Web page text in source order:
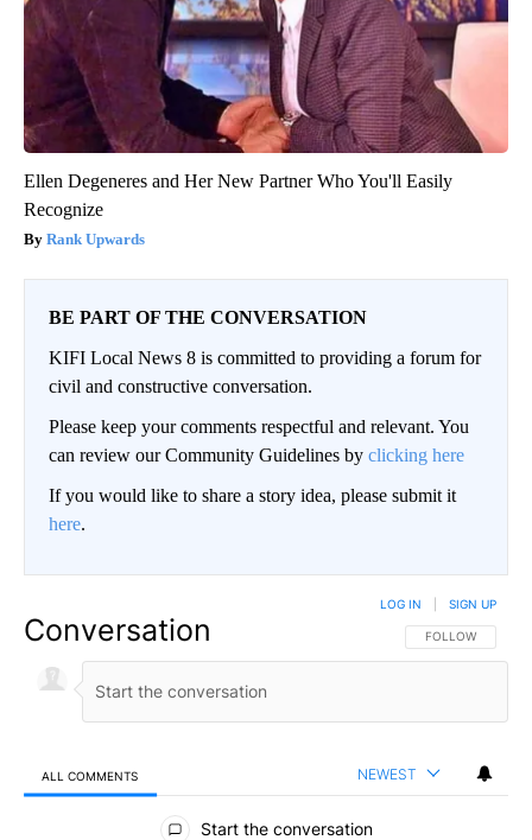
Ellen Degeneres and Her New Partner Who You'll Easily
Recognize
Rank Upwards
BE PART OF THE CONVERSATION
KIFI Local News 8 is committed to providing a forum for
civil and constructive conversation.
Please keep your comments respectful and relevant. You
can review our Community Guidelines by clicking here
If you would like to share a story idea, please submit it
here.
Conversation FOLLOW THIS
FOLLOW
LOG IN SIGN UP
ALL COMMENTS NEWEST
All Comments
Start the conversation